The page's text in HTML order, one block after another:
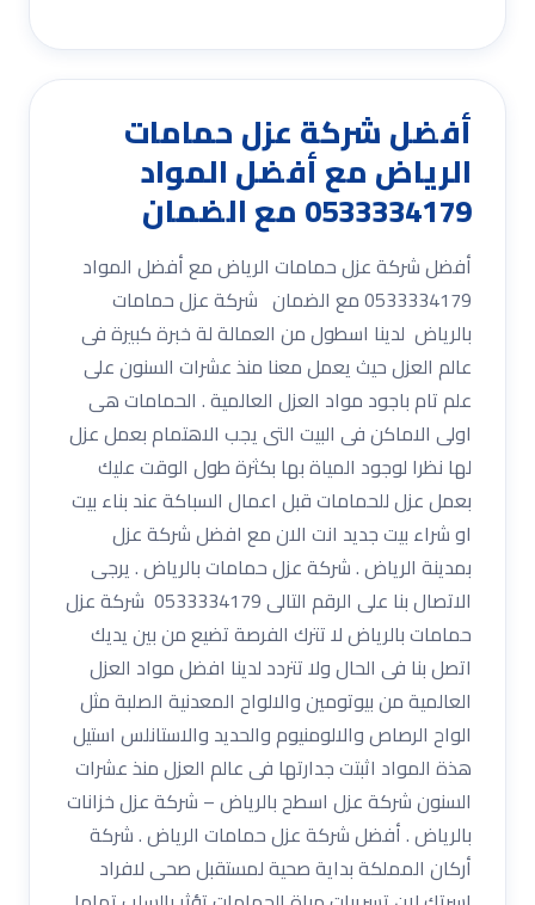
أفضل شركة عزل حمامات
الرياض مع أفضل المواد
0533334179 مع الضمان
أفضل شركة عزل حمامات الرياض مع أفضل المواد
0533334179 مع الضمان شركة عزل حمامات
بالرياض لدينا اسطول من العمالة لة خبرة كبيرة فى
عالم العزل حيث يعمل معنا منذ عشرات السنون على
علم تام باجود مواد العزل العالمية . الحمامات هى
اولى الاماكن فى البيت التى يجب الاهتمام بعمل عزل
لها نظرا لوجود المياة بها بكثرة طول الوقت عليك
بعمل عزل للحمامات قبل اعمال السباكة عند بناء بيت
او شراء بيت جديد انت الان مع افضل شركة عزل
بمدينة الرياض . شركة عزل حمامات بالرياض . يرجى
الاتصال بنا على الرقم التالى 0533334179 شركة عزل
حمامات بالرياض لا تترك الفرصة تضيع من بين يديك
اتصل بنا فى الحال ولا تتردد لدينا افضل مواد العزل
العالمية من بيوتومين والالواح المعدنية الصلبة مثل
الواح الرصاص والالومنيوم والحديد والاستانلس استيل
هذة المواد اثبتت جدارتها فى عالم العزل منذ عشرات
السنون شركة عزل اسطح بالرياض – شركة عزل خزانات
بالرياض . أفضل شركة عزل حمامات الرياض . شركة
أركان المملكة بداية صحية لمستقبل صحى لافراد